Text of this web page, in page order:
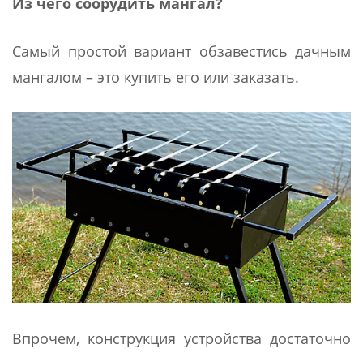
Самый простой вариант обзавестись дачным
мангалом – это купить его или заказать.
Впрочем, конструкция устройства достаточно